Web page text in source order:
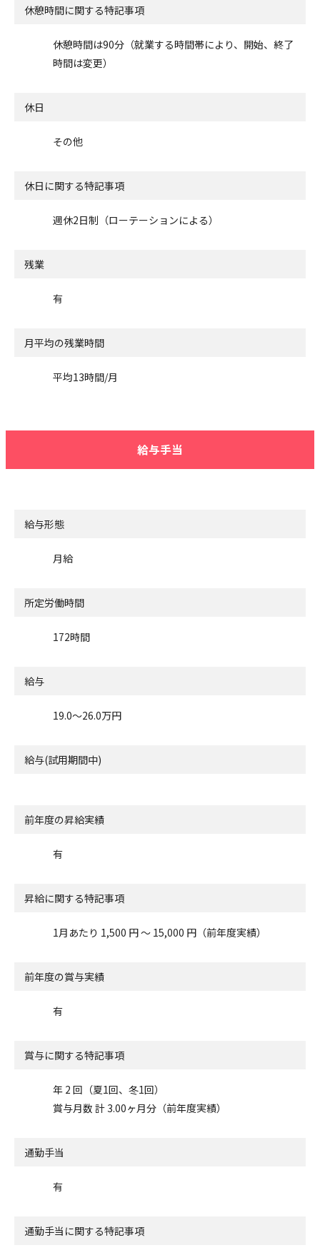
休憩時間に関する特記事項
休憩時間は90分（就業する時間帯により、開始、終了
時間は変更）
休日
その他
休日に関する特記事項
週休2日制（ローテーションによる）
残業
有
月平均の残業時間
平均13時間/月
給与手当
給与形態
月給
所定労働時間
172時間
給与
19.0〜26.0万円
給与(試用期間中)
前年度の昇給実績
有
昇給に関する特記事項
1月あたり 1,500 円 〜 15,000 円（前年度実績）
前年度の賞与実績
有
賞与に関する特記事項
年 2 回（夏1回、冬1回）
賞与月数 計 3.00ヶ月分（前年度実績）
通勤手当
有
通勤手当に関する特記事項